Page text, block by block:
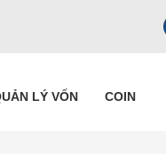
LÝ VỐN COIN